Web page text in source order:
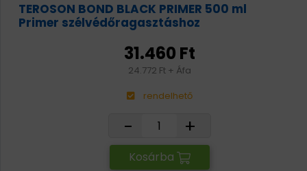
TEROSON BOND BLACK PRIMER 500 ml
Primer szélvédőragasztáshoz
31.460 Ft
24.772 Ft + Áfa
rendelhető
- +
Kosárba